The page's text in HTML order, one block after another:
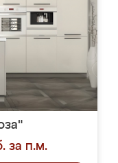
за п.м.